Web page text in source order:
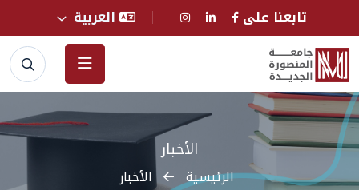
تابعنا على العربية
الأخبار
الرئيسية الأخبار